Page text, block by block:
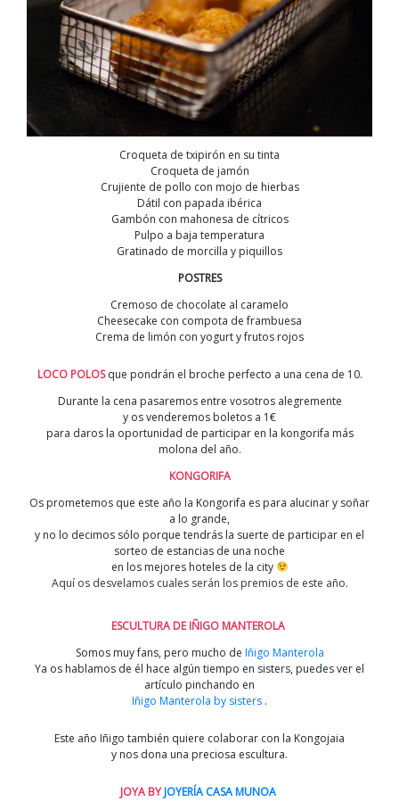
Croqueta de txipirón en su tinta
Croqueta de jamón
Crujiente de pollo con mojo de hierbas
Dátil con papada ibérica
Gambón con mahonesa de cítricos
Pulpo a baja temperatura
Gratinado de morcilla y piquillos
POSTRES
Cremoso de chocolate al caramelo
Cheesecake con compota de frambuesa
Crema de limón con yogurt y frutos rojos
LOCO POLOSque pondrán el broche perfecto a una cena de 10.
Durante la cena pasaremos entre vosotros alegremente
y os venderemos boletos a 1€
para daros la oportunidad de participar en la kongorifa más
molona del año.
KONGORIFA
Os prometemos que este año la Kongorifa es para alucinar y soñar
a lo grande,
y no lo decimos sólo porque tendrás la suerte de participar en el
sorteo de estancias de una noche
en los mejores hoteles de la city
Aquí os desvelamos cuales serán los premios de este año.
ESCULTURA DE IÑIGO MANTEROLA
Somos muy fans, pero mucho de Iñigo Manterola
Ya os hablamos de él hace algún tiempo en sisters, puedes ver el
artículo pinchando en
Iñigo Manterola by sisters .
Este año Iñigo también quiere colaborar con la Kongojaia
y nos dona una preciosa escultura.
JOYA BYJOYERÍA CASA MUNOA